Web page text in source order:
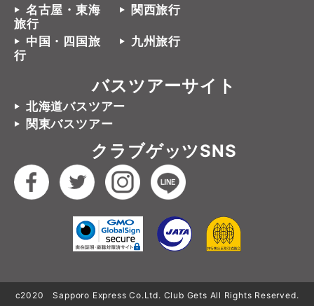
名古屋・東海
旅行
関西旅行
中国・四国旅
行
九州旅行
バスツアーサイト
北海道バスツアー
関東バスツアー
クラブゲッツSNS
c2020 Sapporo Express Co.Ltd. Club Gets All Rights Reserved.